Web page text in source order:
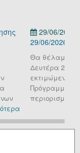
29/06/2026
29/06/2026
Θα θέλαμε να
Δευτέρα 29
εκτιμώμενη
Πρόγραμμα
περιορισμένη